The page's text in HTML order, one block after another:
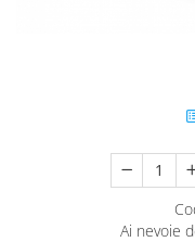
Ai nevoie